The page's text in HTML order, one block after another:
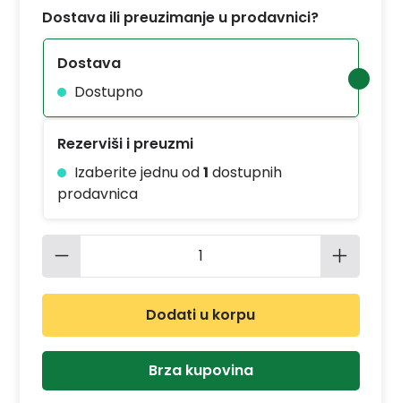
Dostava ili preuzimanje u prodavnici?
Dostava
Dostupno
Rezerviši i preuzmi
Izaberite jednu od1 dostupnih
prodavnica
Količina proizvoda: Unesite
Dodati u korpu
Brza kupovina